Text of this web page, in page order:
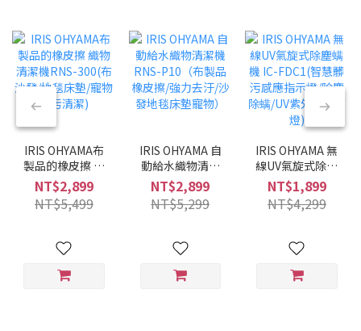
IRIS OHYAMA布
製品的橡皮擦 織
物清潔機RNS-
300(布沙發/地毯
床墊/寵物髒污清
NT$2,899
NT$5,499
IRIS OHYAMA 自
動給水織物清潔
機 RNS-P10（布
製品橡皮擦/強力
去汙/沙發地毯床
NT$2,899
NT$5,299
IRIS OHYAMA 無
線UV氣旋式除塵
螨機 IC-FDC1(智
慧髒污感應指示
燈/除塵除螨/UV
NT$1,899
NT$4,299